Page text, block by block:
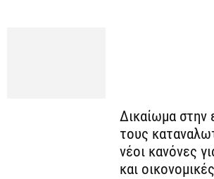
Δικαίωμα στην
τους
νέοι κανόνες
και